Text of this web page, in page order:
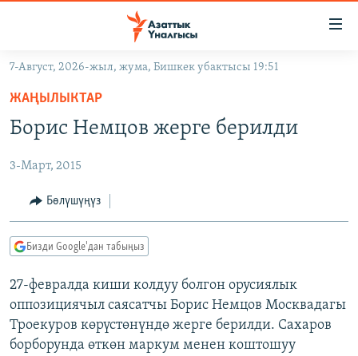
Навигацияга
өтүңүз
Издөөгө
салыңызКЫРГЫЗСТАН
САЯСАТ
ЭКОНОМИКА
ДҮЙНӨ
ДҮЙНӨ
БОРБОР АЗИЯ
УКРАИНА
АТАЙЫН ИЛИКТӨӨ
БҮГҮН АЗАТТЫКТА
ЭКСПЕРТТЕР ТАЛДАЙТ
БИЗ ЖАНА ДҮЙНӨ
ДАНИСТЕ
ПОДКАСТ
ӨЗГӨЧӨ ПИКИР
Русский
7-Август, 2026-жыл, жума, Бишкек убактысы 19:51
ЖАҢЫЛЫКТАР
Борис Немцов жерге берилди
3-Март, 2015
Бөлүшүңүз
Бизди Google'дан табыңыз
27-февралда киши колдуу болгон орусиялык
оппозициячыл саясатчы Борис Немцов Москвадагы
Троекуров көрүстөнүндө жерге берилди. Сахаров
борборунда өткөн маркум менен коштошуу